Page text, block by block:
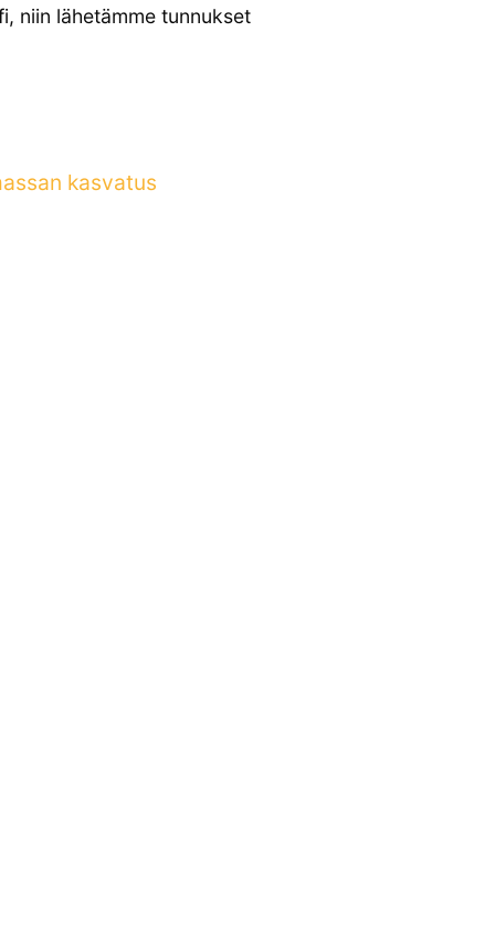
niin lähetämme tunnukset
kasvatus